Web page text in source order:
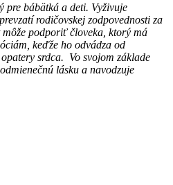
pre bábätká a deti. Vyživuje
rodičovskej zodpovednosti za
podporiť človeka, ktorý má
keďže ho odvádza od
srdca. Vo svojom základe
lásku a navodzuje